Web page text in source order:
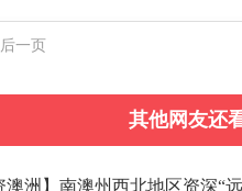
一页
其他网友还
澳洲】南澳州西北地区资深“